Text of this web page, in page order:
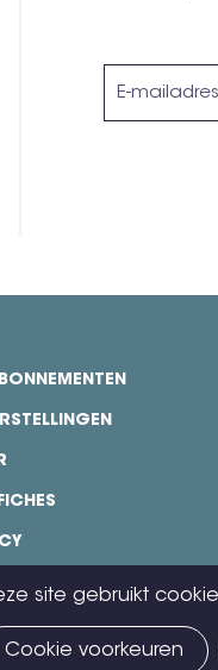
site gebruikt
Cookie voorkeuren